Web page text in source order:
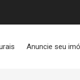
Anuncie seu